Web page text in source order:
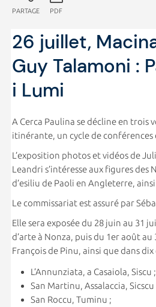
PARTAGE PDF
26 juillet,
Guy Talamoni :
i Lumi
A Cerca Paulina se décline en trois
itinérante, un cycle de
L’exposition photos et vidéos de
Leandri s’intéresse aux figures des
d’esiliu de Paoli en Angleterre,
Le commissariat est assuré par
Elle sera exposée du 28 juin au 31
d’arte à Nonza, puis du 1er août
François de Pinu, ainsi que dans dix
L’Annunziata, a Casaiola, Siscu ;
San Martinu, Assalaccia, Sicscu
San Roccu, Tuminu ;